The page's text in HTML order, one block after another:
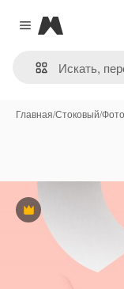
Close menu
Magnific
Главная/Стоковый/
Премиум